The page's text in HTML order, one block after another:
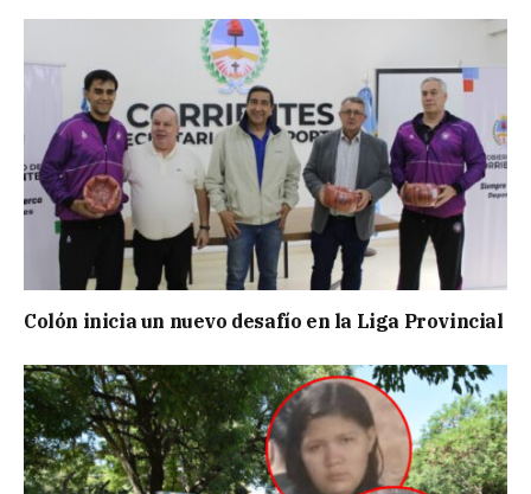
Colón inicia un nuevo desafío en la Liga Provincial